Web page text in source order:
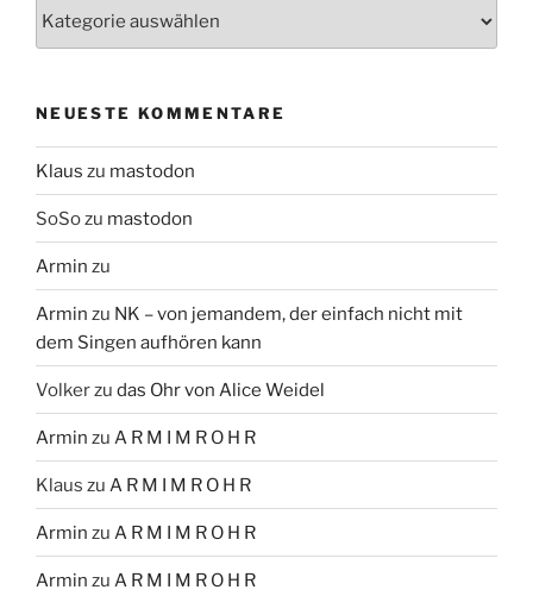
Themen
NEUESTE KOMMENTARE
Klaus zu mastodon
SoSozu mastodon
Armin zu
Armin zu NK – von jemandem, der einfach nicht mit
dem Singen aufhören kann
Volkerzu das Ohr von Alice Weidel
Armin zu A R M I M R O H R
Klaus zu A R M I M R O H R
Armin zu A R M I M R O H R
Armin zu A R M I M R O H R